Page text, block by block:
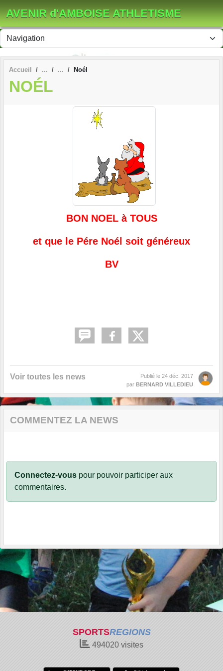
AVENIR d'AMBOISE ATHLETISME
Accueil Noél
NOÉL
BON NOEL à TOUS
et que le Pére Noél soit généreux
BV
Voir toutes les news Publié le 24 déc. 2017
par BERNARD VILLEDIEU
COMMENTEZ LA NEWS
Connectez-vous pour pouvoir participer aux
commentaires.
SPORTSREGIONS
494020 visites